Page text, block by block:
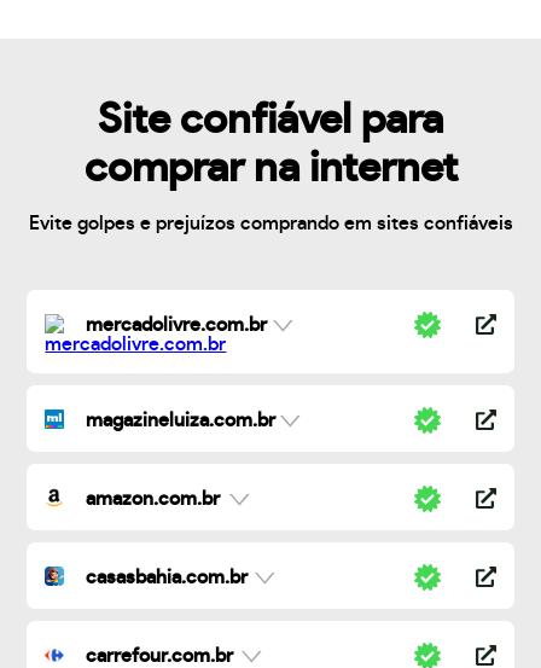
Site confiável para
comprar na internet
Evite golpes e prejuízos comprando em sites confiáveis
mercadolivre.com.br
magazineluiza.com.br
amazon.com.br
casasbahia.com.br
carrefour.com.br